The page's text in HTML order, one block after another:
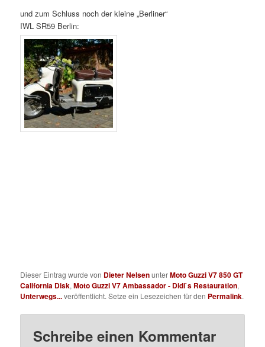
und zum Schluss noch der kleine „Berliner“
IWL SR59 Berlin:
Dieser Eintrag wurde von Dieter NelsenunterMoto Guzzi V7 850 GT
California Disk,Moto Guzzi V7 Ambassador - Didi`s Restauration,
Unterwegs...veröffentlicht. Setze ein Lesezeichen für den Permalink.
Schreibe einen Kommentar